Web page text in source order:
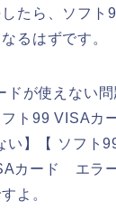
たら、ソフト
るはずです。
ドが使えない
ト99 VISAカ
】【 ソフト
カード エラ
よ。